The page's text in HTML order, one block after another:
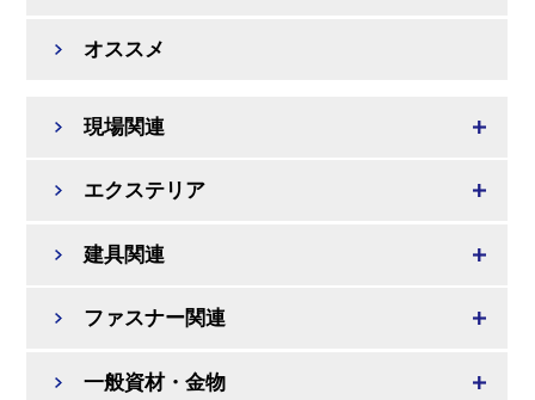
オススメ
現場関連
エクステリア
建具関連
ファスナー関連
一般資材・金物